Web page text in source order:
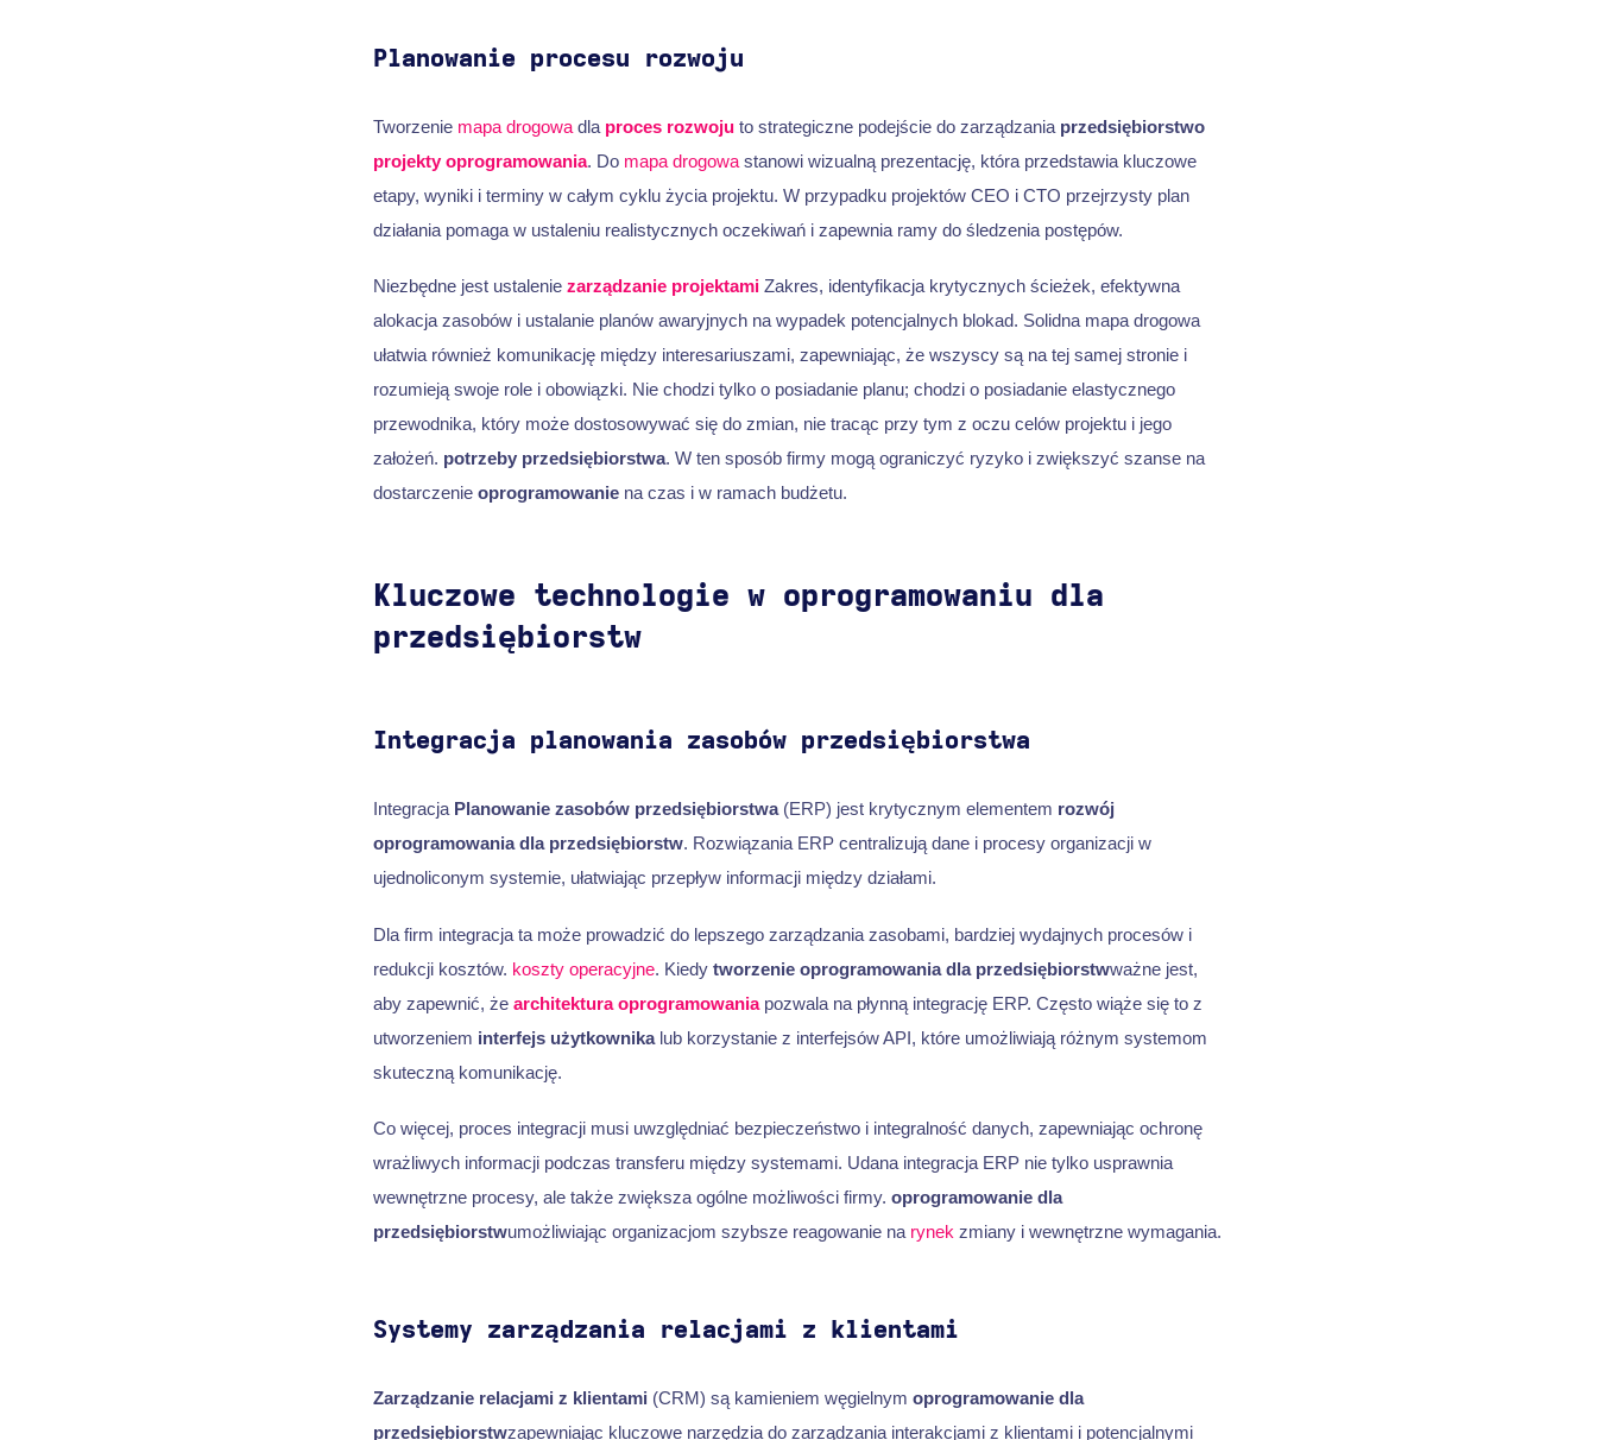
Planowanie procesu rozwoju
Tworzenie mapa drogowadla proces rozwojuto strategiczne podejście do zarządzania przedsiębiorstwo
projekty oprogramowania. Do mapa drogowastanowi wizualną prezentację, która przedstawia kluczowe
etapy, wyniki i terminy w całym cyklu życia projektu. W przypadku projektów CEO i CTO przejrzysty plan
działania pomaga w ustaleniu realistycznych oczekiwań i zapewnia ramy do śledzenia postępów.
Niezbędne jest ustalenie zarządzanie projektamiZakres, identyfikacja krytycznych ścieżek, efektywna
alokacja zasobów i ustalanie planów awaryjnych na wypadek potencjalnych blokad. Solidna mapa drogowa
ułatwia również komunikację między interesariuszami, zapewniając, że wszyscy są na tej samej stronie i
rozumieją swoje role i obowiązki. Nie chodzi tylko o posiadanie planu; chodzi o posiadanie elastycznego
przewodnika, który może dostosowywać się do zmian, nie tracąc przy tym z oczu celów projektu i jego
założeń. potrzeby przedsiębiorstwa. W ten sposób firmy mogą ograniczyć ryzyko i zwiększyć szanse na
dostarczenie oprogramowaniena czas i w ramach budżetu.
Kluczowe technologie w oprogramowaniu dla
przedsiębiorstw
Integracja planowania zasobów przedsiębiorstwa
Integracja Planowanie zasobów przedsiębiorstwa(ERP) jest krytycznym elementem rozwój
oprogramowania dla przedsiębiorstw. Rozwiązania ERP centralizują dane i procesy organizacji w
ujednoliconym systemie, ułatwiając przepływ informacji między działami.
Dla firm integracja ta może prowadzić do lepszego zarządzania zasobami, bardziej wydajnych procesów i
redukcji kosztów. koszty operacyjne. Kiedy tworzenie oprogramowania dla przedsiębiorstwważne jest,
aby zapewnić, że architektura oprogramowaniapozwala na płynną integrację ERP. Często wiąże się to z
utworzeniem interfejs użytkownikalub korzystanie z interfejsów API, które umożliwiają różnym systemom
skuteczną komunikację.
Co więcej, proces integracji musi uwzględniać bezpieczeństwo i integralność danych, zapewniając ochronę
wrażliwych informacji podczas transferu między systemami. Udana integracja ERP nie tylko usprawnia
wewnętrzne procesy, ale także zwiększa ogólne możliwości firmy. oprogramowanie dla
przedsiębiorstwumożliwiając organizacjom szybsze reagowanie na rynekzmiany i wewnętrzne wymagania.
Systemy zarządzania relacjami z klientami
Zarządzanie relacjami z klientami (CRM) są kamieniem węgielnym oprogramowanie dla
przedsiębiorstwzapewniając kluczowe narzędzia do zarządzania interakcjami z klientami i potencjalnymi